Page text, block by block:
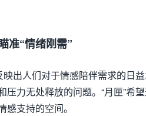
准“情绪刚需”
映出人们对于情感陪伴需求的日
压力无处释放的问题。“月匣”希
感支持的空间。